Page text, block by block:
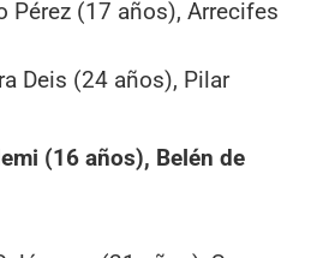
Pérez (17 años), Arrecifes
Deis (24 años), Pilar
(16 años), Belén de